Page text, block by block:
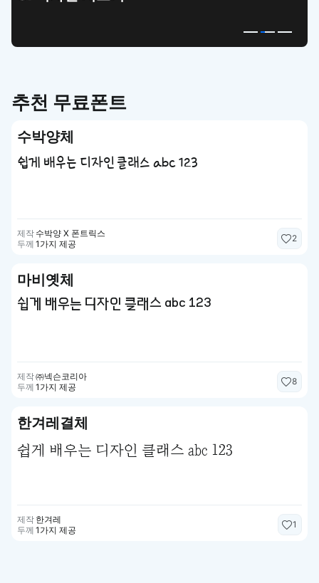
추천 무료폰트
수박양체
쉽게 배우는 디자인 클래스 abc 123
제작 수박양 X 폰트릭스
두께 1가지 제공
2
마비옛체
쉽게 배우는 디자인 클래스 abc 123
제작㈜넥슨코리아
두께 1가지 제공
8
한겨레결체
쉽게 배우는 디자인 클래스 abc 123
제작 한겨레
두께 1가지 제공
1